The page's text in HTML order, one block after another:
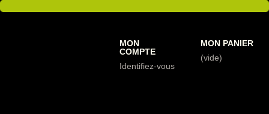
MON
COMPTE
Identifiez-vous
MON PANIER
(vide)